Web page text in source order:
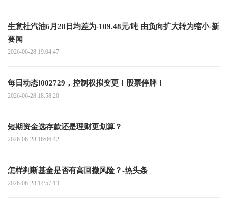
生意社汽油6月28日均差为-109.48元/吨 由负向扩大转为缩小-新
要闻
2026-06-28 19:04:47
每日动态!002729，控制权拟变更！股票停牌！
2026-06-28 18:58:20
短期资金选存款还是理财更划算？
2026-06-28 16:06:42
怎样判断基金是否有高回撤风险？-热头条
2026-06-28 14:57:13